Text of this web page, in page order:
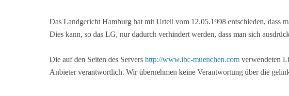
Das Landgericht Hamburg hat mit Urteil vom 12.05.1998 entschieden, dass
Dies kann, so das LG, nur dadurch verhindert werden, dass man sich
Die auf den Seiten des Servers http://www.ibc-muenchen.com verwendeten
Anbieter verantwortlich. Wir übernehmen keine Verantwortung über die